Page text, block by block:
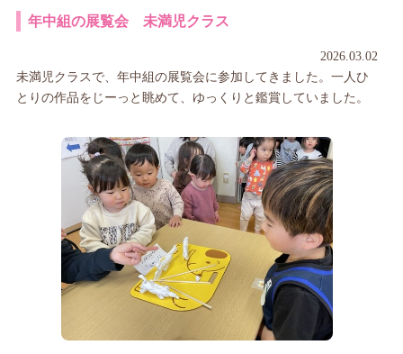
年中組の展覧会 未満児クラス
2026.03.02
未満児クラスで、年中組の展覧会に参加してきました。一人ひ
とりの作品をじーっと眺めて、ゆっくりと鑑賞していました。